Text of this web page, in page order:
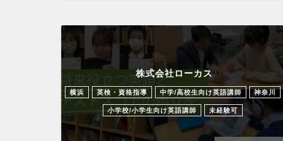
株式会社ローカス
横浜 英検・資格指導 中学/高校生向け英語講師 神奈川
小学校/小学生向け英語講師 未経験可